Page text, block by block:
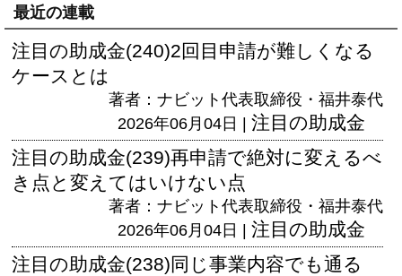
最近の連載
注目の助成金(240)2回目申請が難しくなる
ケースとは
著者：ナビット代表取締役・福井泰代
2026年06月04日 | 注目の助成金
注目の助成金(239)再申請で絶対に変えるべ
き点と変えてはいけない点
著者：ナビット代表取締役・福井泰代
2026年06月04日 | 注目の助成金
注目の助成金(238)同じ事業内容でも通る